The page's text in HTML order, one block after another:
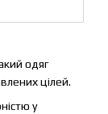
одяг
цілей.
у